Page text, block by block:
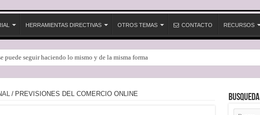
HERRAMIENTAS DIRECTIVAS OTROS TEMAS CONTACTO RECURSOS
puede seguir haciendo lo mismo y de la misma forma
/ PREVISIONES DEL COMERCIO ONLINE Busqueda